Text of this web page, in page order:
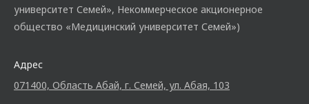
университет Семей», Некоммерческое акционерное
общество «Медицинский университет Семей»)
Адрес
071400, Область Абай, г. Семей, ул. Абая, 103